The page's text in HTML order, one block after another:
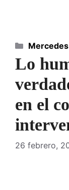
Lo
en el
26 febrero,
Categorías